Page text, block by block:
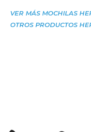
VER MÁS MOCHILAS
OTROS PRODUCTOS